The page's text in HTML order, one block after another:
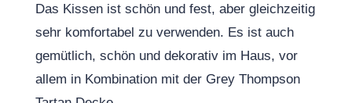
Das Kissen ist schön und fest, aber gleichzeitig
sehr komfortabel zu verwenden. Es ist auch
gemütlich, schön und dekorativ im Haus, vor
allem in Kombination mit der Grey Thompson